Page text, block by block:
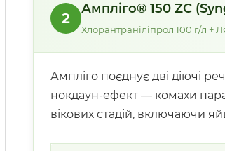
2
Ампліго® 150 ZC
Хлорантраніліпрол 100 г/л +
Ампліго поєднує дві діючі
нокдаун-ефект — комахи
вікових стадій, включаючи